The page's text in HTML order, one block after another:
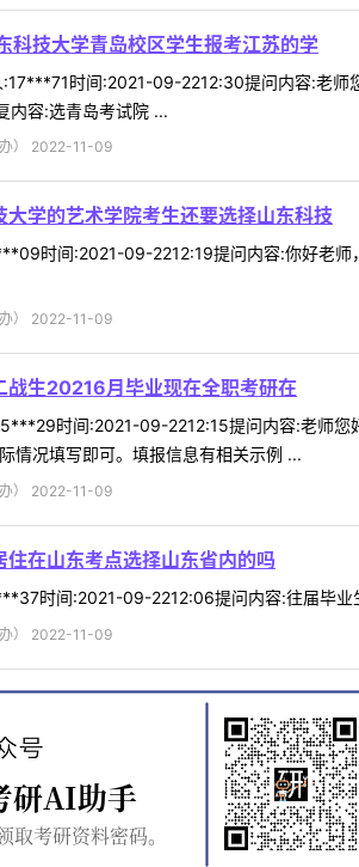
科技大学青岛校区学生报考江苏的学
时间:2021-09-2212:30提问内容:老师
内容:选青岛考试院 ...
） 2022-11-09
学的艺术学院考生还要选择山东科技
时间:2021-09-2212:19提问内容:你好老
） 2022-11-09
战生20216月毕业现在全职考研在
时间:2021-09-2212:15提问内容:老师
情况填写即可。填报信息有相关示例 ...
） 2022-11-09
在山东考点选择山东省内的吗
时间:2021-09-2212:06提问内容:往届毕
） 2022-11-09